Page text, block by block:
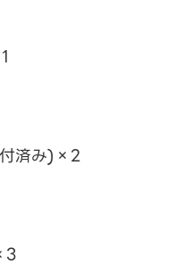
済み)×2